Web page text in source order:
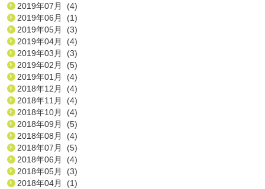
2019年07月 (4)
2019年06月 (1)
2019年05月 (3)
2019年04月 (4)
2019年03月 (3)
2019年02月 (5)
2019年01月 (4)
2018年12月 (4)
2018年11月 (4)
2018年10月 (4)
2018年09月 (5)
2018年08月 (4)
2018年07月 (5)
2018年06月 (4)
2018年05月 (3)
2018年04月 (1)